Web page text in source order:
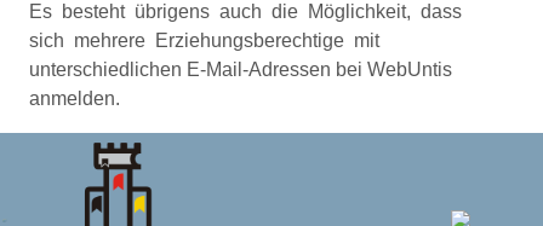
Es besteht übrigens auch die Möglichkeit, dass
sich mehrere Erziehungsberechtige mit
unterschiedlichen E-Mail-Adressen bei WebUntis
anmelden.